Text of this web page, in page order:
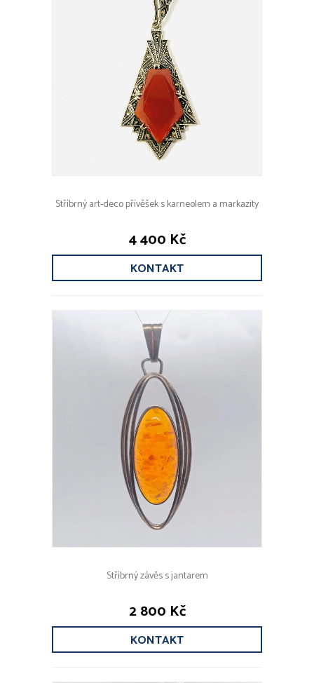
Stříbrný art-deco přívěšek s karneolem a markazity
4 400 Kč
KONTAKT
Stříbrný závěs s jantarem
2 800 Kč
KONTAKT